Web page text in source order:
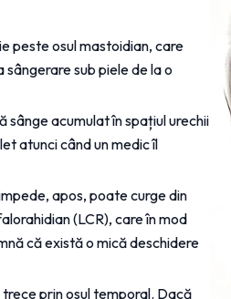
peste osul mastoidian, care
sub piele de la o
sânge acumulat în spațiul urechii
atunci când un medic îl
apos, poate curge din
(LCR), care în mod
că există o mică deschidere
prin osul temporal. Dacă